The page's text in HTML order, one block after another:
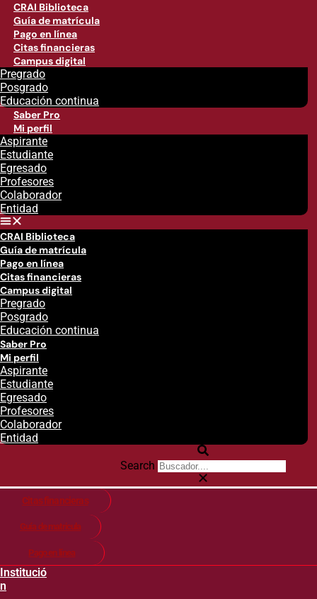
CRAI Biblioteca
Guía de matrícula
Pago en línea
Citas financieras
Campus digital
Pregrado
Posgrado
Educación continua
Saber Pro
Mi perfil
Aspirante
Estudiante
Egresado
Profesores
Colaborador
Entidad
CRAI Biblioteca
Guía de matrícula
Pago en línea
Citas financieras
Campus digital
Pregrado
Posgrado
Educación continua
Saber Pro
Mi perfil
Aspirante
Estudiante
Egresado
Profesores
Colaborador
Entidad
Search
Citas financieras
Guía de matricula
Pago en línea
Institució
n